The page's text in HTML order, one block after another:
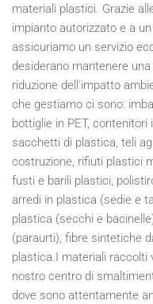
materiali plastici. Grazie
impianto autorizzato e a
assicuriamo un servizio
desiderano mantenere
riduzione dell'impatto
che gestiamo ci sono:
bottiglie in PET,
sacchetti di plastica, teli
costruzione, rifiuti plastici
fusti e barili plastici,
arredi in plastica (sedie e
plastica (secchi e
(paraurti), fibre sintetiche
plastica.I materiali raccolti
nostro centro di
dove sono attentamente